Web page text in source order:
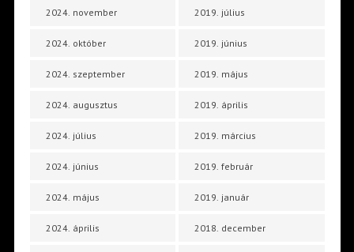
2024. november
2024. október
2024. szeptember
2024. augusztus
2024. július
2024. június
2024. május
2024. április
2019. július
2019. június
2019. május
2019. április
2019. március
2019. február
2019. január
2018. december